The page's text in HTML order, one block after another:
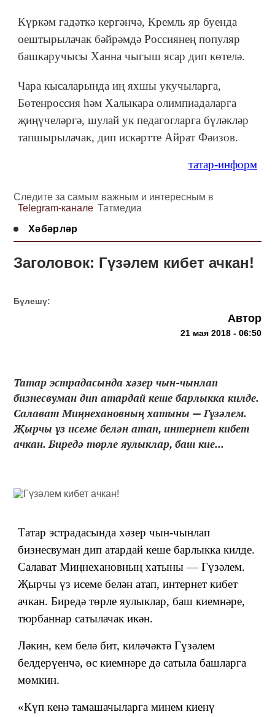
Күркәм гадәткә кергәнчә, Кремль яр буенда
оештырылачак бәйрәмдә Россиянең популяр
башкаручысы Ханна чыгыш ясар дип көтелә.
Чара кысаларында иң яхшы укучыларга,
Бөтенроссия һәм Халыкара олимпиадаларга
җиңүчеләргә, шулай ук педагогларга бүләкләр
тапшырылачак, дип искәртте Айрат Фәизов.
татар-информ
Следите за самым важным и интересным в
Telegram-канале Татмедиа
Хәбәрләр
Заголовок: Гүзәлем кибет ачкан!
Бүлешү:
Автор
21 мая 2018 - 06:50
Татар эстрадасында хәзер чын-чынлап
бизнесвуман дип атардай кеше барлыкка килде.
Салават Миңнехановның хатыны — Гүзәлем.
Җырчы үз исеме белән атап, интернет кибет
ачкан. Биредә төрле яулыклар, баш кие...
Татар эстрадасында хәзер чын-чынлап
бизнесвуман дип атардай кеше барлыкка килде.
Салават Миңнехановның хатыны — Гүзәлем.
Җырчы үз исеме белән атап, интернет кибет
ачкан. Биредә төрле яулыклар, баш киемнәре,
тюрбаннар сатылачак икән.
Ләкин, кем белә бит, киләчәктә Гүзәлем
белдерүенчә, өс киемнәре дә сатыла башларга
мөмкин.
«Күп кенә тамашачыларга минем киенү